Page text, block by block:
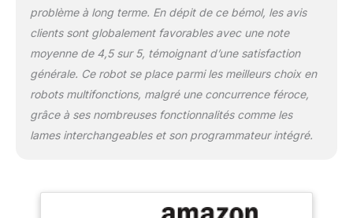
problème à long terme. En dépit de ce bémol, les avis
clients sont globalement favorables avec une note
moyenne de 4,5 sur 5, témoignant d’une satisfaction
générale. Ce robot se place parmi les meilleurs choix en
robots multifonctions, malgré une concurrence féroce,
grâce à ses nombreuses fonctionnalités comme les
lames interchangeables et son programmateur intégré.